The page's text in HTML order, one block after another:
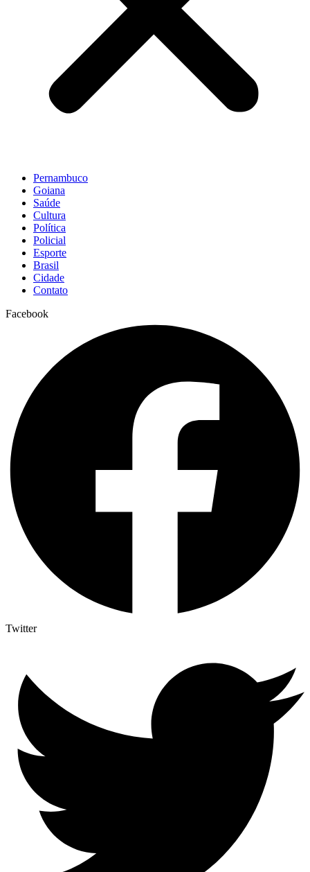
Pernambuco
Goiana
Saúde
Cultura
Política
Policial
Esporte
Brasil
Cidade
Contato
Facebook
Twitter